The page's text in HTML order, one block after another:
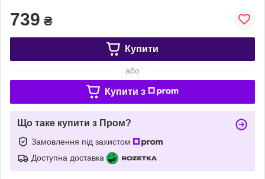
739 ₴
Купити
або
Купити з
Що таке купити з Пром?
Замовлення під захистом
Доступна доставка